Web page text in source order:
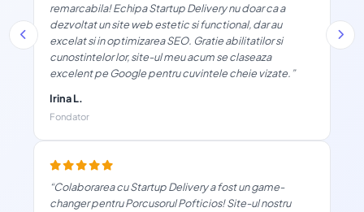
remarcabila! Echipa Startup Delivery nu doar ca a
dezvoltat un site web estetic si functional, dar au
excelat si in optimizarea SEO. Gratie abilitatilor si
cunostintelor lor, site-ul meu acum se claseaza
excelent pe Google pentru cuvintele cheie vizate.”
Irina L.
Fondator
“Colaborarea cu Startup Delivery a fost un game-
changer pentru Porcusorul Pofticios! Site-ul nostru